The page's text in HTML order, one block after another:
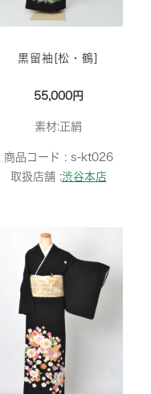
黒留袖[松・鶴]
55,000円
素材:正絹
商品コード : s-kt026
取扱店舗 :渋谷本店